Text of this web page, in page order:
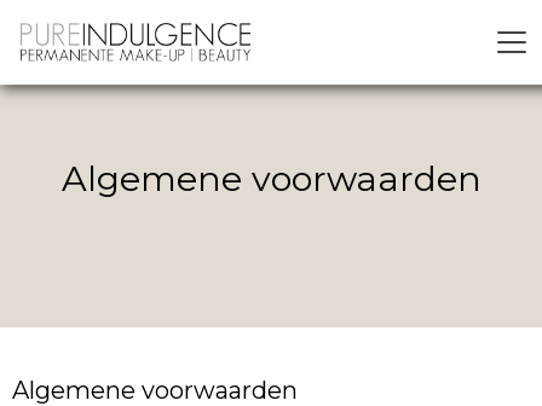
Algemene voorwaarden
Algemene voorwaarden